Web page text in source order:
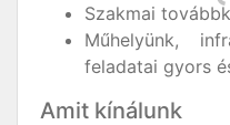
Szakmai
Műhelyünk,
feladatai gyors
Amit kínálunk